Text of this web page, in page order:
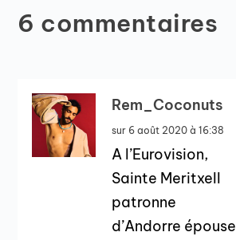
6 commentaires
Rem_Coconuts
sur 6 août 2020 à 16:38
A l’Eurovision,
Sainte Meritxell
patronne
d’Andorre épouse